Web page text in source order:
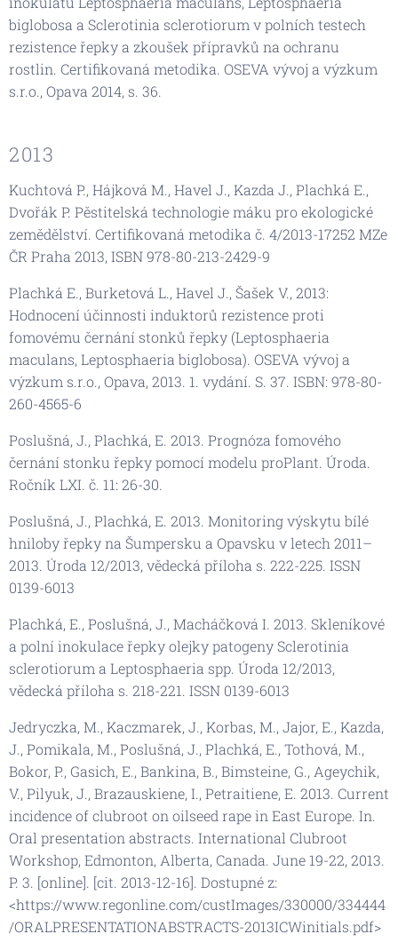
biglobosa a Sclerotinia sclerotiorum v polních testech
rezistence řepky a zkoušek přípravků na ochranu
rostlin. Certifikovaná metodika. OSEVA vývoj a výzkum
s.r.o., Opava 2014, s. 36.
2013
Kuchtová P., Hájková M., Havel J., Kazda J., Plachká E.,
Dvořák P. Pěstitelská technologie máku pro ekologické
zemědělství. Certifikovaná metodika č. 4/2013-17252 MZe
ČR Praha 2013, ISBN 978-80-213-2429-9
Plachká E., Burketová L., Havel J., Šašek V., 2013:
Hodnocení účinnosti induktorů rezistence proti
fomovému černání stonků řepky (Leptosphaeria
maculans, Leptosphaeria biglobosa). OSEVA vývoj a
výzkum s.r.o., Opava, 2013. 1. vydání. S. 37. ISBN: 978-80-
260-4565-6
Poslušná, J., Plachká, E. 2013. Prognóza fomového
černání stonku řepky pomocí modelu proPlant. Úroda.
Ročník LXI. č. 11: 26-30.
Poslušná, J., Plachká, E. 2013. Monitoring výskytu bílé
hniloby řepky na Šumpersku a Opavsku v letech 2011–
2013. Úroda 12/2013, vědecká příloha s. 222-225. ISSN
0139-6013
Plachká, E., Poslušná, J., Macháčková I. 2013. Skleníkové
a polní inokulace řepky olejky patogeny Sclerotinia
sclerotiorum a Leptosphaeria spp. Úroda 12/2013,
vědecká příloha s. 218-221. ISSN 0139-6013
Jedryczka, M., Kaczmarek, J., Korbas, M., Jajor, E., Kazda,
J., Pomikala, M., Poslušná, J., Plachká, E., Tothová, M.,
Bokor, P., Gasich, E., Bankina, B., Bimsteine, G., Ageychik,
V., Pilyuk, J., Brazauskiene, I., Petraitiene, E. 2013. Current
incidence of clubroot on oilseed rape in East Europe. In.
Oral presentation abstracts. International Clubroot
Workshop, Edmonton, Alberta, Canada. June 19-22, 2013.
P. 3. [online]. [cit. 2013-12-16]. Dostupné z:
<https://www.regonline.com/custImages/330000/334444
/ORALPRESENTATIONABSTRACTS-2013ICWinitials.pdf>